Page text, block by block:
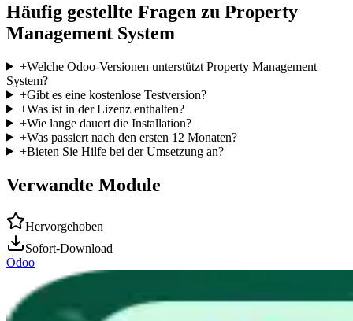
Häufig gestellte Fragen zu Property
Management System
+Welche Odoo-Versionen unterstützt Property Management
System?
+Gibt es eine kostenlose Testversion?
+Was ist in der Lizenz enthalten?
+Wie lange dauert die Installation?
+Was passiert nach den ersten 12 Monaten?
+Bieten Sie Hilfe bei der Umsetzung an?
Verwandte Module
Hervorgehoben
Sofort-Download
Odoo